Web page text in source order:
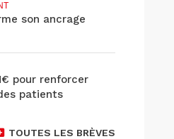
son ancrage
pour renforcer
patients
TOUTES LES BRÈVES